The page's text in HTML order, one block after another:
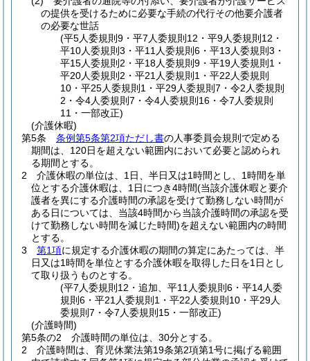
の提供を受けるために必要な手続の代行その他要介護者
の必要な世話
(平5人委規則9・平7人委規則12・平9人委規則12・
平10人委規則3・平11人委規則6・平13人委規則3・
平15人委規則2・平18人委規則9・平19人委規則1・
平20人委規則2・平21人委規則1・平22人委規則
10・平25人委規則1・平29人委規則7・令2人委規則
2・令4人委規則7・令4人委規則16・令7人委規則
11・一部改正)
(介護休暇)
第5条
条例第5条第2項ただし書の人事委員会規則で定める
期間は、120日を超えない範囲内において必要と認められ
る期間とする。
2
介護休暇の単位は、1日、半日又は1時間とし、1時間を単
位とする介護休暇は、1日につき4時間(当該介護休暇と要介
護者を異にする介護時間の承認を受けて勤務しない時間が
ある日については、当該4時間から当該介護時間の承認を受
けて勤務しない時間を減じた時間)を超えない範囲内の時間
とする。
3
第1項に規定する介護休暇の期間の算定にあたっては、半
日又は1時間を単位とする介護休暇を取得した日を1日とし
て取り扱うものとする。
(平7人委規則12・追加、平11人委規則6・平14人委
規則6・平21人委規則1・平22人委規則10・平29人
委規則7・令7人委規則15・一部改正)
(介護時間)
第5条の2
介護時間の単位は、30分とする。
2
介護時間は、育児休業法第19条第2項第1号に掲げる範囲